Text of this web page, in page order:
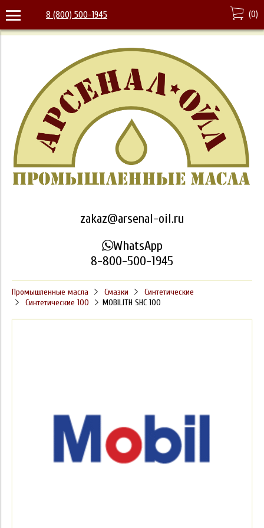
8 (800) 500-1945 (0)
zakaz@arsenal-oil.ru
WhatsApp
8-800-500-1945
Промышленные масла Смазки
Синтетические
Синтетические 100
MOBILITH SHC 100